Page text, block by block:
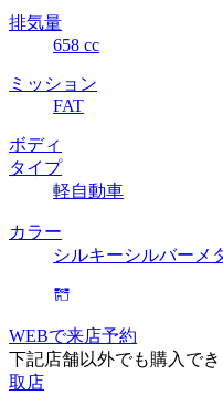
排気量
658 cc
ミッション
FAT
ボディ
タイプ
軽自動車
カラー
シルキーシルバーメ
WEBで来店予約
下記店舗以外でも購入でき
取店